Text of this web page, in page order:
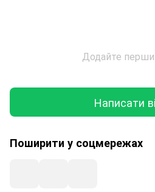
Додайте
Написати
Поширити у соцмережах